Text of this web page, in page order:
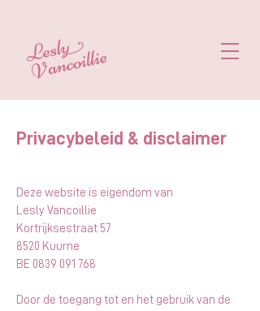
Privacybeleid & disclaimer
Deze website is eigendom van
Lesly Vancoillie
Kortrijksestraat 57
8520 Kuurne
BE 0839 091 768
Door de toegang tot en het gebruik van de